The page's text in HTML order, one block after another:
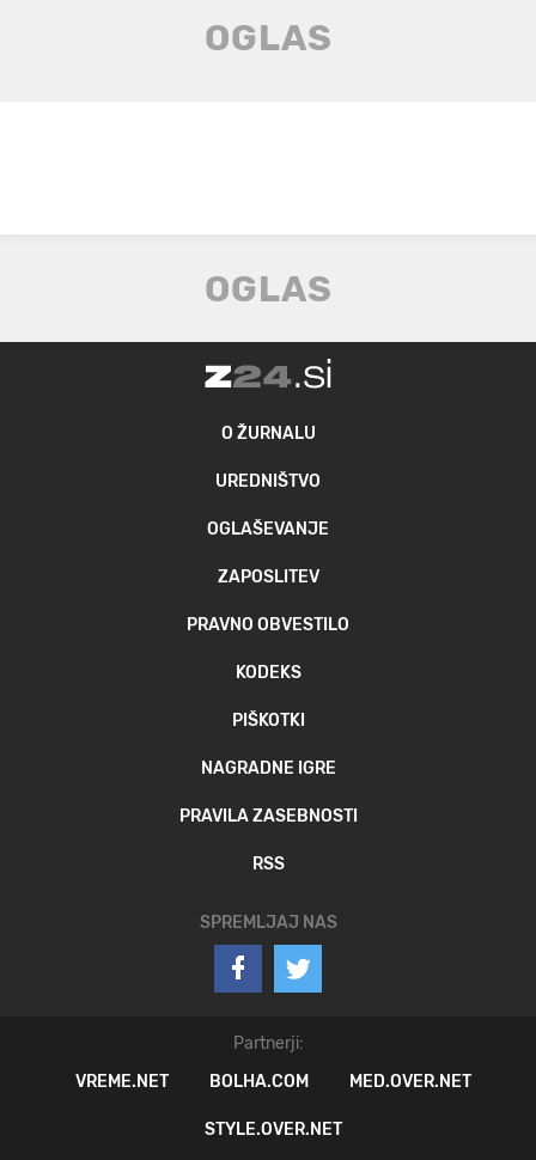
O ŽURNALU
UREDNIŠTVO
OGLAŠEVANJE
ZAPOSLITEV
PRAVNO OBVESTILO
KODEKS
PIŠKOTKI
NAGRADNE IGRE
PRAVILA ZASEBNOSTI
RSS
SPREMLJAJ NAS
Partnerji:
VREME.NET
BOLHA.COM MED.OVER.NET
STYLE.OVER.NET